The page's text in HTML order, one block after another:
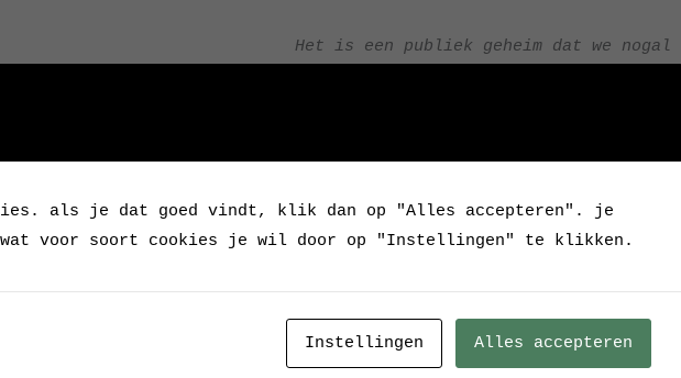
Het is een publiek geheim dat we nogal
Als we dan weer eens eentje
Als het betreffende exemplaar dan ook
sleets is, dan kun je er vergif op
jubelkreet uit de keel van meneer
Zo viel er ook bij dit exemplaar
als je dat goed vindt, klik dan op "Alles accepteren". je
wat voor soort cookies je wil door op "Instellingen" te klikken.
Instellingen Alles accepteren